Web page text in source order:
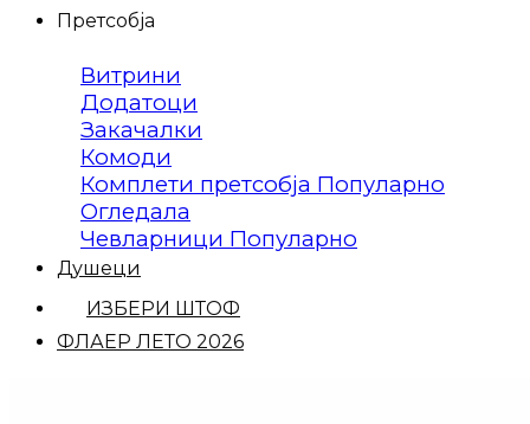
Претсобја
Витрини
Додатоци
Закачалки
Комоди
Комплети претсобја
Огледала
Чевларници
Душеци
ИЗБЕРИ ШТОФ
ФЛАЕР ЛЕТО 2026